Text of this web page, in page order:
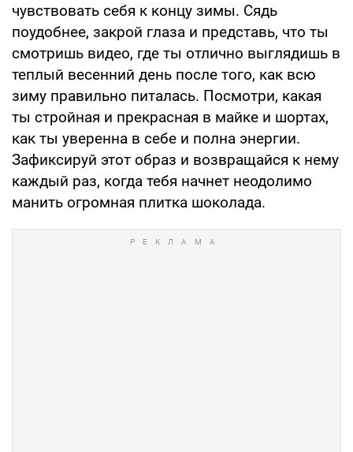
чувствовать себя к концу зимы. Сядь
поудобнее, закрой глаза и представь, что ты
смотришь видео, где ты отлично выглядишь в
теплый весенний день после того, как всю
зиму правильно питалась. Посмотри, какая
ты стройная и прекрасная в майке и шортах,
как ты уверенна в себе и полна энергии.
Зафиксируй этот образ и возвращайся к нему
каждый раз, когда тебя начнет неодолимо
манить огромная плитка шоколада.